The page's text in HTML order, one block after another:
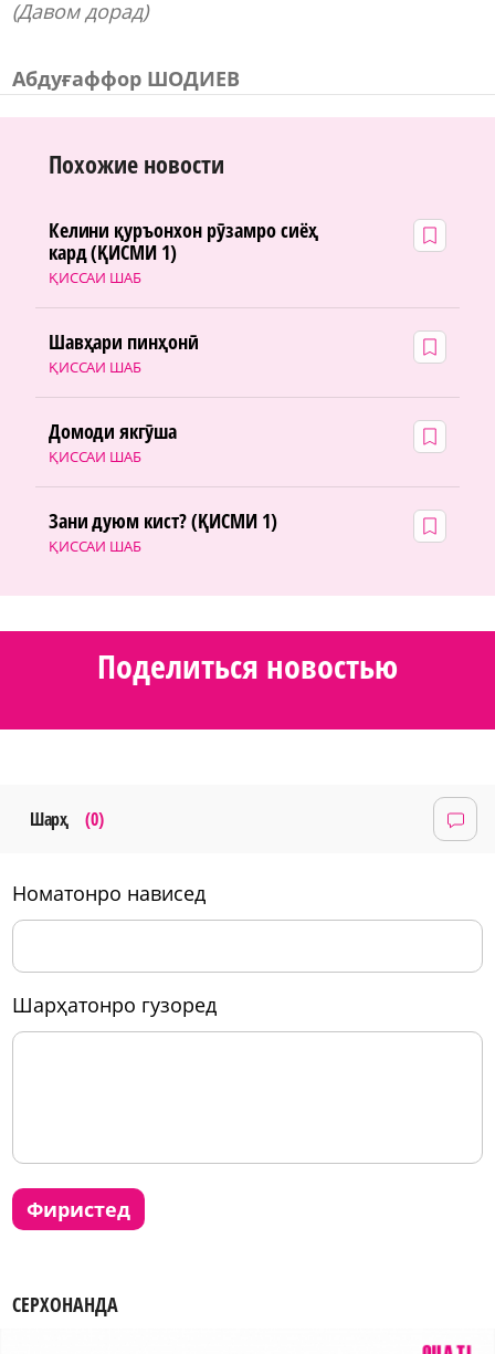
(Давом дорад)
Абдуғаффор ШОДИЕВ
Похожие новости
ҚИССАИ ШАБ
Келини қуръонхон рӯзамро сиёҳ
кард (ҚИСМИ 1)
ҚИССАИ ШАБ
Шавҳари пинҳонӣ
ҚИССАИ ШАБ
Домоди якгӯша
ҚИССАИ ШАБ
Зани дуюм кист? (ҚИСМИ 1)
Поделиться новостью
Шарҳ (0)
номатонро нависед
шарҳатонро гузоред
фиристед
СЕРХОНАНДА